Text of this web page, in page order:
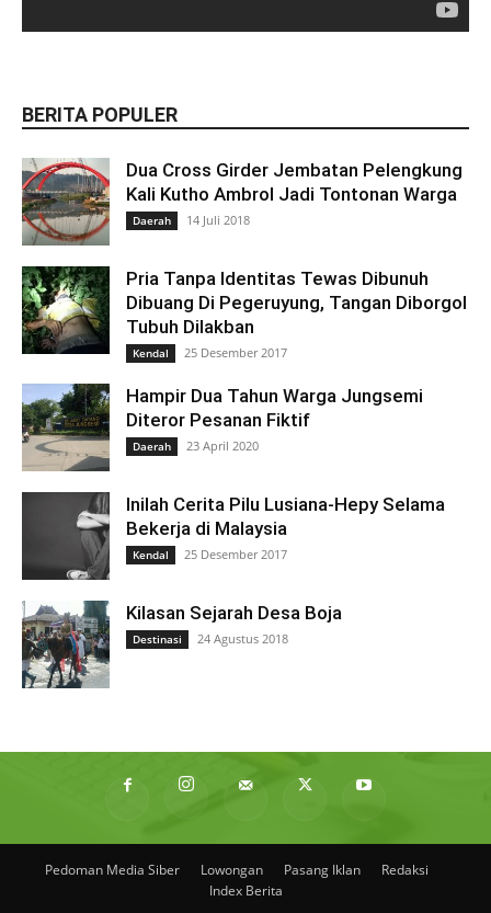
BERITA POPULER
Dua Cross Girder Jembatan Pelengkung
Kali Kutho Ambrol Jadi Tontonan Warga
Daerah 14 Juli 2018
Pria Tanpa Identitas Tewas Dibunuh
Dibuang Di Pegeruyung, Tangan Diborgol
Tubuh Dilakban
Kendal 25 Desember 2017
Hampir Dua Tahun Warga Jungsemi
Diteror Pesanan Fiktif
Daerah 23 April 2020
Inilah Cerita Pilu Lusiana-Hepy Selama
Bekerja di Malaysia
Kendal 25 Desember 2017
Kilasan Sejarah Desa Boja
Destinasi 24 Agustus 2018
Pedoman Media Siber Lowongan Pasang Iklan
Redaksi
Index Berita